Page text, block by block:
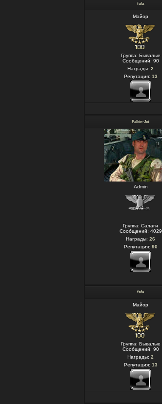
fafa
Майор
Группа: Бывалые
Сообщений: 90
Награды: 2
Репутация: 13
Palkin-Jet
Admin
Группа: Салаги
Сообщений: 4029
Награды: 26
Репутация: 90
fafa
Майор
Группа: Бывалые
Сообщений: 90
Награды: 2
Репутация: 13